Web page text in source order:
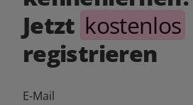
Jetzt kostenlos
registrieren
E-Mail